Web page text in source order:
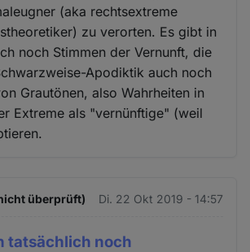
(aka rechtsextreme
zu verorten. Es gibt in
noch Stimmen der Vernunft, die
Apodiktik auch noch
Grautönen, also Wahrheiten in
Extreme als "vernünftige" (weil
überprüft) Di. 22 Okt 2019 - 14:57
tatsächlich noch